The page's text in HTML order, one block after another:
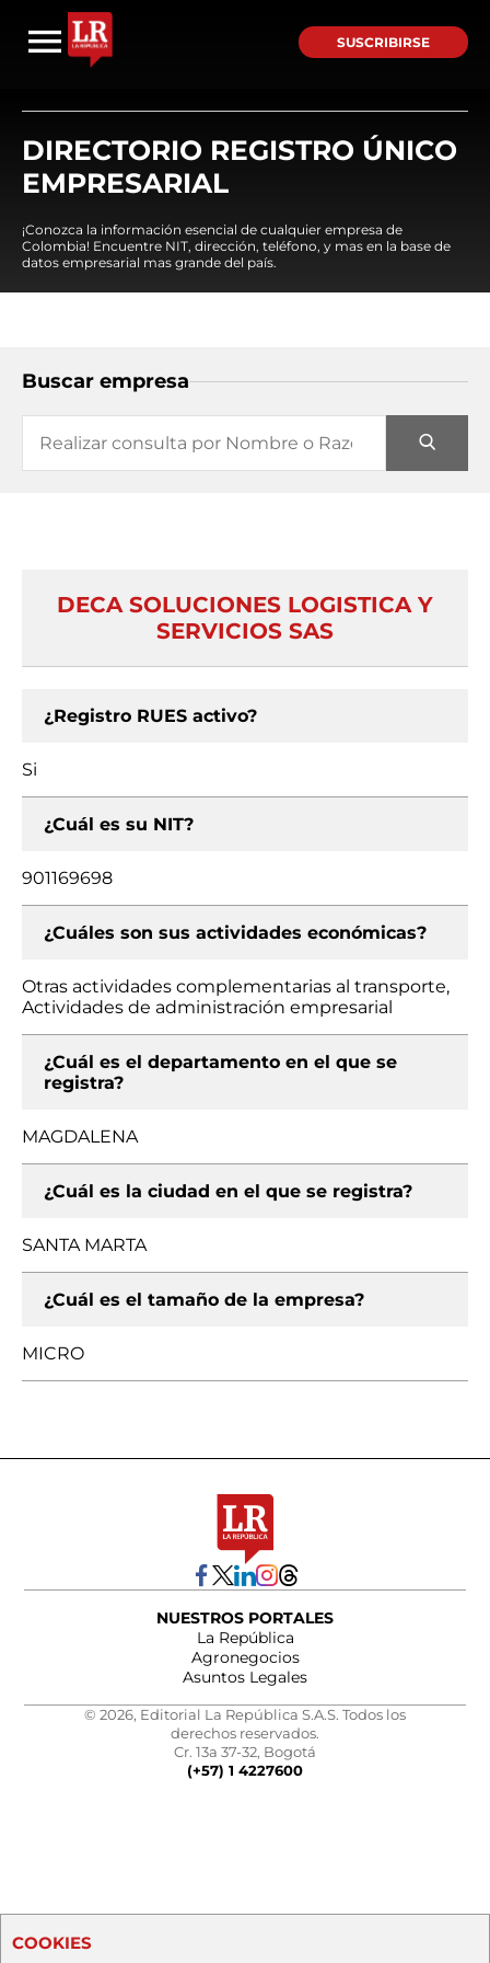
SUSCRIBIRSE
DIRECTORIO REGISTRO ÚNICO
EMPRESARIAL
¡Conozca la información esencial de cualquier empresa de
Colombia! Encuentre NIT, dirección, teléfono, y mas en la base de
datos empresarial mas grande del país.
Buscar empresa
DECA SOLUCIONES LOGISTICA Y
SERVICIOS SAS
¿Registro RUES activo?
Si
¿Cuál es su NIT?
901169698
¿Cuáles son sus actividades económicas?
Otras actividades complementarias al transporte,
Actividades de administración empresarial
¿Cuál es el departamento en el que se
registra?
MAGDALENA
¿Cuál es la ciudad en el que se registra?
SANTA MARTA
¿Cuál es el tamaño de la empresa?
MICRO
NUESTROS PORTALES
La República
Agronegocios
Asuntos Legales
© 2026, Editorial La República S.A.S. Todos los
derechos reservados.
Cr. 13a 37-32, Bogotá
(+57) 1 4227600
COOKIES